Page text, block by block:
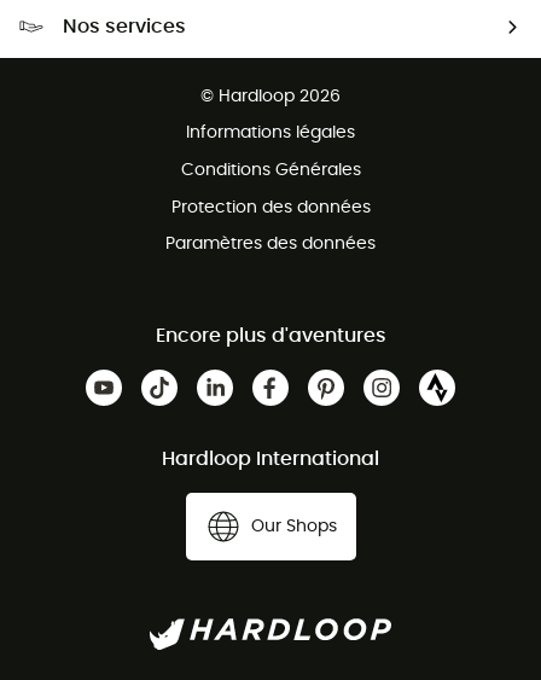
Nos services
© Hardloop 2026
Informations légales
Conditions Générales
Protection des données
Paramètres des données
Encore plus d'aventures
Hardloop International
Our Shops